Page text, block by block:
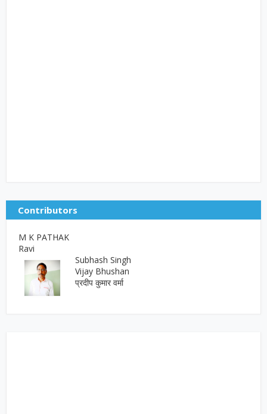
Contributors
M K PATHAK
Ravi
Subhash Singh
Vijay Bhushan
प्रदीप कुमार वर्मा